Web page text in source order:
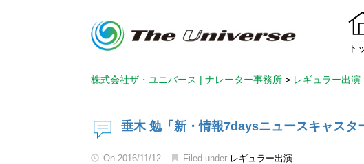
ト
株式会社ザ・ユニバース | ナレーター事務所 > レギュラー出演
垂木 勉「新・情報7daysニュースキャスタ
On 2016/11/12 Filed under レギュラー出演